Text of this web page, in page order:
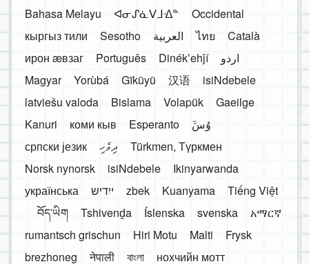
Bahasa Melayu
ᐊᓂᔑᓈᐯᒧᐎᓐ
Occidental
кыргыз тили
Sesotho العربية ไทย
Català
ирон æвзаг
Português Dinékʼehǰí
اردو
Magyar
Yorùbá Gĩkũyũ 汉语
isiNdebele
latviešu valoda
Bislama Volapük
Gaeilge
Kanuri
коми кыв Esperanto
َوُسَ
српски језик
ދިވެހި
Türkmen, Түркмен
Norsk nynorsk
isiNdebele
Ikinyarwanda
українська
ייִדיש zbek Kuanyama
Tiếng Việt
བོད་ཡིག
Tshivenḓa Íslenska svenska
አማርኛ
rumantsch grischun
Hiri Motu Malti
Frysk
brezhoneg
नेपाली বাংলা
нохчийн мотт